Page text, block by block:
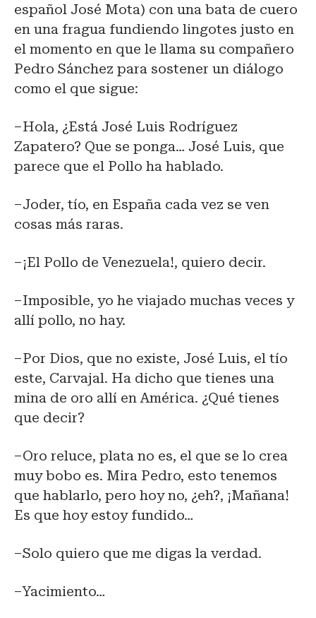
español José Mota) con una bata de cuero
en una fragua fundiendo lingotes justo en
el momento en que le llama su compañero
Pedro Sánchez para sostener un diálogo
como el que sigue:
–Hola, ¿Está José Luis Rodríguez
Zapatero? Que se ponga… José Luis, que
parece que el Pollo ha hablado.
–Joder, tío, en España cada vez se ven
cosas más raras.
–¡El Pollo de Venezuela!, quiero decir.
–Imposible, yo he viajado muchas veces y
allí pollo, no hay.
–Por Dios, que no existe, José Luis, el tío
este, Carvajal. Ha dicho que tienes una
mina de oro allí en América. ¿Qué tienes
que decir?
–Oro reluce, plata no es, el que se lo crea
muy bobo es. Mira Pedro, esto tenemos
que hablarlo, pero hoy no, ¿eh?, ¡Mañana!
Es que hoy estoy fundido…
–Solo quiero que me digas la verdad.
–Yacimiento…